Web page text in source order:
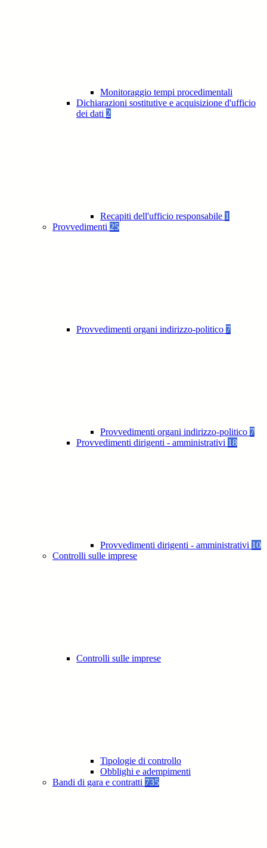
Monitoraggio tempi procedimentali
Dichiarazioni sostitutive e acquisizione d'ufficio
dei dati 2
Recapiti dell'ufficio responsabile 1
Provvedimenti 25
Provvedimenti organi indirizzo-politico 7
Provvedimenti organi indirizzo-politico 7
Provvedimenti dirigenti - amministrativi 18
Provvedimenti dirigenti - amministrativi 10
Controlli sulle imprese
Controlli sulle imprese
Tipologie di controllo
Obblighi e adempimenti
Bandi di gara e contratti 735